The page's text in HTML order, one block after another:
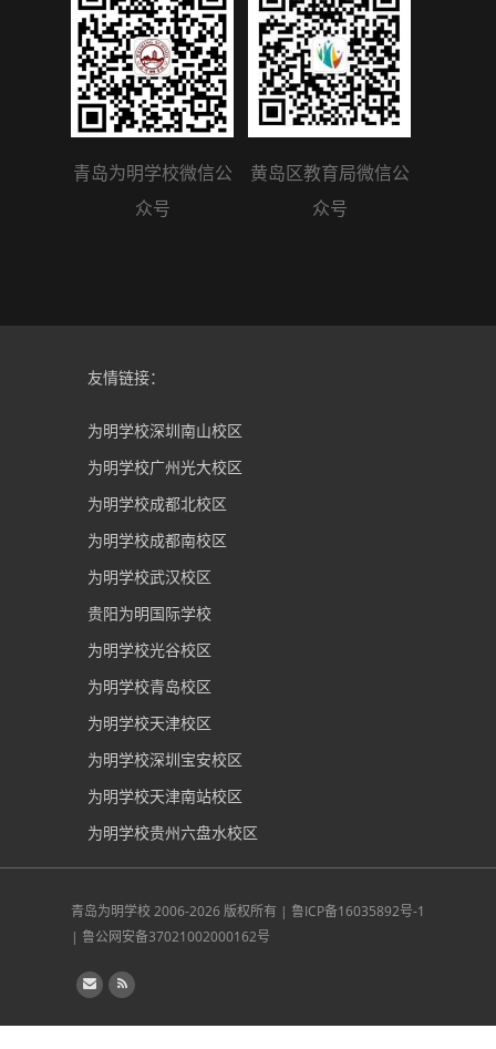
青岛为明学校微信公
众号
黄岛区教育局微信公
众号
友情链接：
为明学校深圳南山校区
为明学校广州光大校区
为明学校成都北校区
为明学校成都南校区
为明学校武汉校区
贵阳为明国际学校
为明学校光谷校区
为明学校青岛校区
为明学校天津校区
为明学校深圳宝安校区
为明学校天津南站校区
为明学校贵州六盘水校区
青岛为明学校2006-2026 版权所有 | 鲁ICP备16035892号-1
| 鲁公网安备37021002000162号